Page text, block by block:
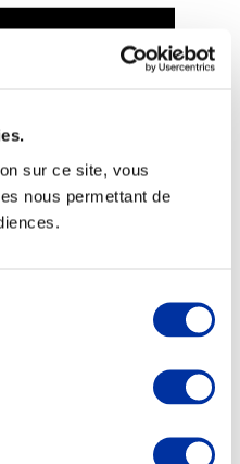
sur ce site, vous
nous permettant de
sols